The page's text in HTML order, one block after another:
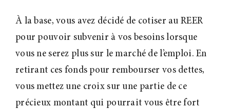
À la base, vous avez décidé de cotiser au REER
pour pouvoir subvenir à vos besoins lorsque
vous ne serez plus sur le marché de l’emploi. En
retirant ces fonds pour rembourser vos dettes,
vous mettez une croix sur une partie de ce
précieux montant qui pourrait vous être fort